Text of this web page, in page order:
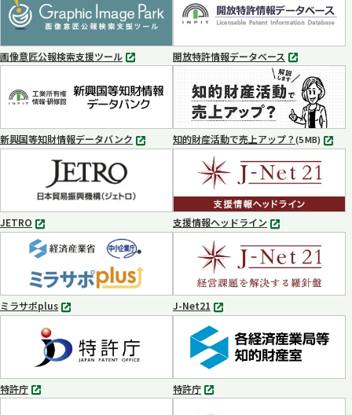
で
開
く
ブ
で
く
画像意匠公報検索支援ツール
別
ブ
で
く
開放特許情報データベース
別
タ
ブ
で
開
く
新興国等知財情報データバンク
別
開
く
知的財産活動で売上アップ？(5 MB) MP4
JETRO
別
タ
ブ
で
開
く
支援情報ヘッドライン
別
タ
ブ
で
開
く
ミラサポplus
別
ブ
で
開
く
J-Net21
別
タ
ブ
で
開
く
特許庁
別
特許庁
別